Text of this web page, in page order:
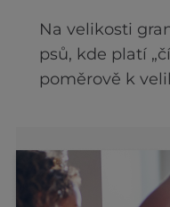
Na velikosti
psů, kde platí
poměrově k